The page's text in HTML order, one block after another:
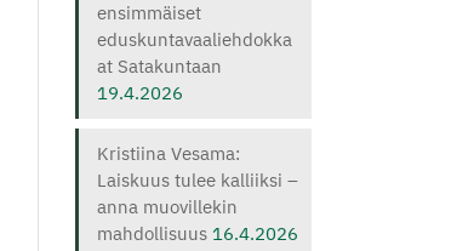
ensimmäiset
eduskuntavaaliehdokka
at Satakuntaan
19.4.2026
Kristiina Vesama:
Laiskuus tulee kalliiksi –
anna muovillekin
mahdollisuus 16.4.2026